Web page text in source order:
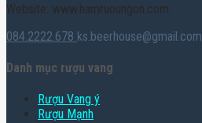
Website: www.hamruoungon.com
084.2222.678 ks.beerhouse@gmail.com
Danh mục rượu vang
Rượu Vang ý
Rượu Mạnh